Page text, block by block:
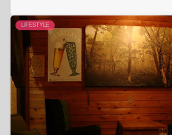
LIFESTYLE